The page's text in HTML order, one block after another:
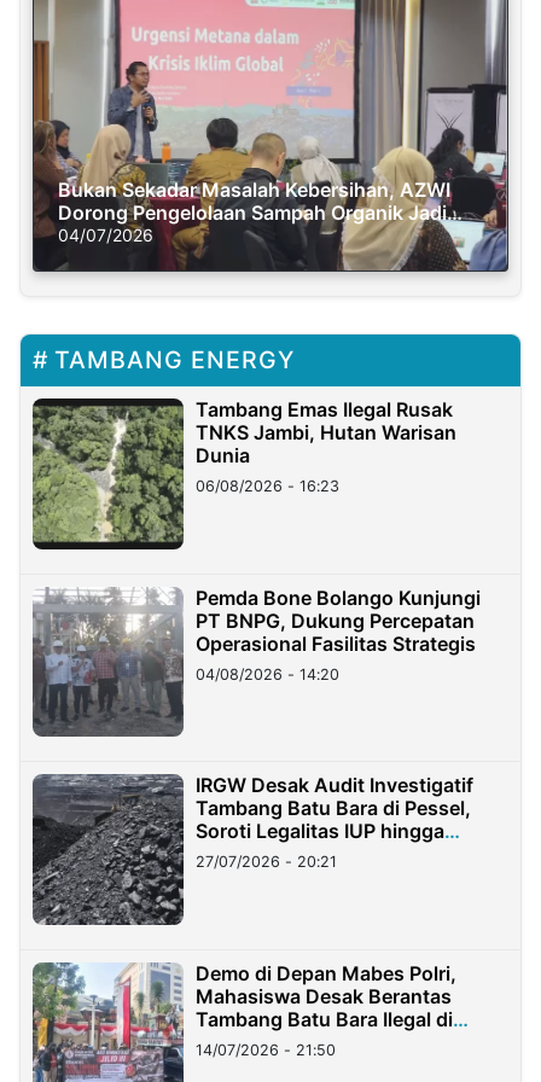
Bukan Sekadar Masalah Kebersihan, AZWI
Dorong Pengelolaan Sampah Organik Jadi
Solusi Krisis Iklim
04/07/2026
TAMBANG ENERGY
Tambang Emas Ilegal Rusak
TNKS Jambi, Hutan Warisan
Dunia
06/08/2026 - 16:23
Pemda Bone Bolango Kunjungi
PT BNPG, Dukung Percepatan
Operasional Fasilitas Strategis
04/08/2026 - 14:20
IRGW Desak Audit Investigatif
Tambang Batu Bara di Pessel,
Soroti Legalitas IUP hingga
Stockpile
27/07/2026 - 20:21
Demo di Depan Mabes Polri,
Mahasiswa Desak Berantas
Tambang Batu Bara Ilegal di
Lampung
14/07/2026 - 21:50